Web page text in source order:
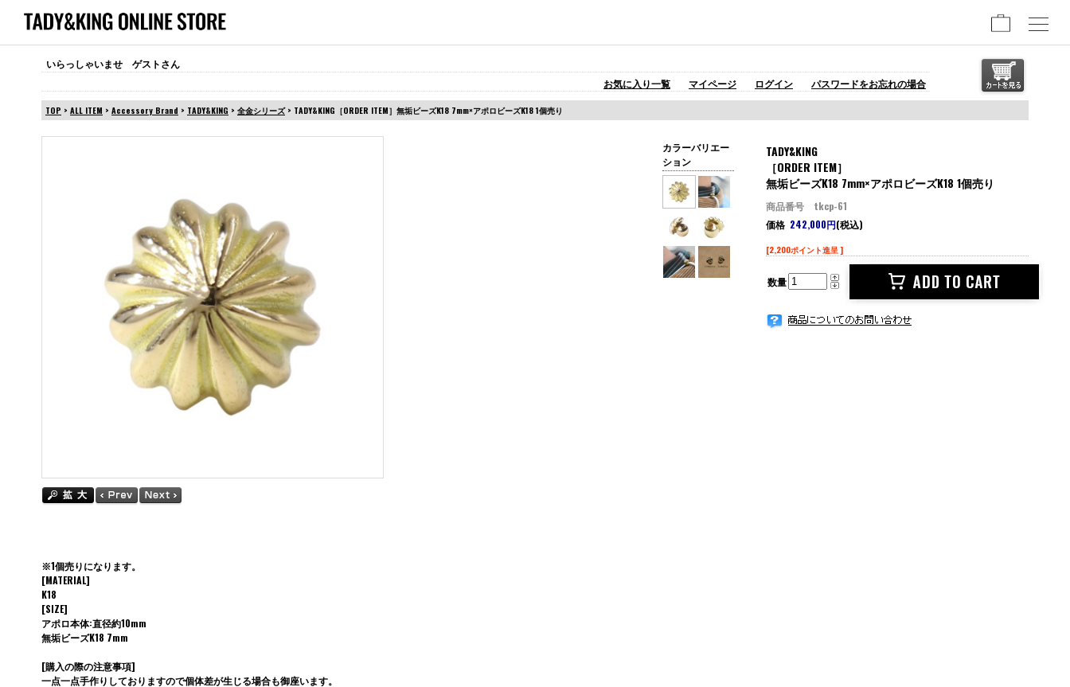
いらっしゃいませ ゲストさん
お気に入り一覧
マイページ ログイン パスワードをお忘れの場合
TOP > ALL ITEM > Accessory Brand > TADY&KING > 全金シリーズ> TADY&KING［ORDER ITEM］無垢ビーズK18 7mm×アポロビーズK18 1個売り
TADY&KING
［ORDER ITEM］
無垢ビーズK18 7mm×アポロビーズK18 1個売り
商品番号 tkcp-61
価格 242,000円(税込)
[2,200ポイント進呈 ]
数量
カラーバリエー
ション
※1個売りになります。
[MATERIAL]
K18
[SIZE]
アポロ本体:直径約10mm
無垢ビーズK18 7mm
[購入の際の注意事項]
一点一点手作りしておりますので個体差が生じる場合も御座います。